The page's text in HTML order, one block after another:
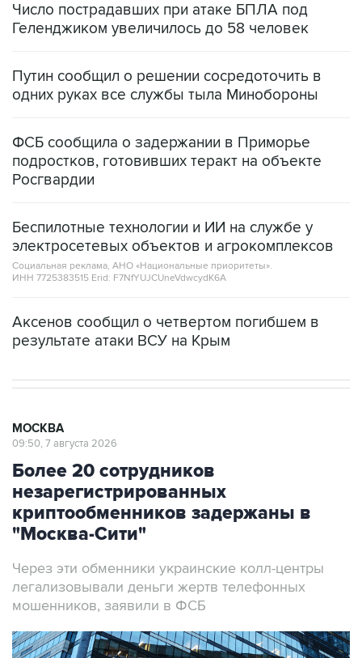
Число пострадавших при атаке БПЛА под
Геленджиком увеличилось до 58 человек
Путин сообщил о решении сосредоточить в
одних руках все службы тыла Минобороны
ФСБ сообщила о задержании в Приморье
подростков, готовивших теракт на объекте
Росгвардии
Беспилотные технологии и ИИ на службе у
электросетевых объектов и агрокомплексов
Социальная реклама, АНО «Национальные приоритеты».
ИНН 7725383515 Erid: F7NfYUJCUneVdwcydK6A
Аксенов сообщил о четвертом погибшем в
результате атаки ВСУ на Крым
МОСКВА
09:50, 7 августа 2026
Более 20 сотрудников
незарегистрированных
криптообменников задержаны в
"Москва-Сити"
Через эти обменники украинские колл-центры
легализовывали деньги жертв телефонных
мошенников, заявили в ФСБ